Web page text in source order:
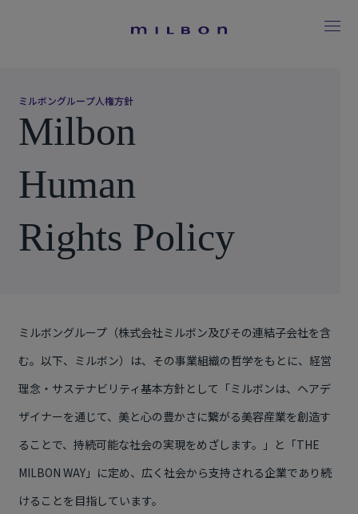
ミルボングループ人権方針
Milbon
Human
Rights Policy
ミルボングループ（株式会社ミルボン及びその連結子会社を含
む。以下、ミルボン）は、その事業組織の哲学をもとに、経営
理念・サステナビリティ基本方針として「ミルボンは、ヘアデ
ザイナーを通じて、美と心の豊かさに繋がる美容産業を創造す
ることで、持続可能な社会の実現をめざします。」と「THE
MILBON WAY」に定め、広く社会から支持される企業であり続
けることを目指しています。